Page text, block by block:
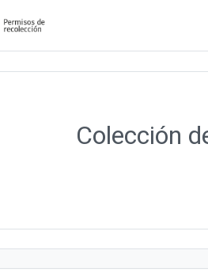
Colección